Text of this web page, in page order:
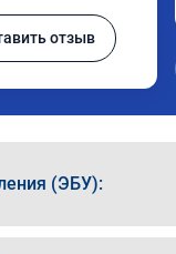
отзыв
(ЭБУ):